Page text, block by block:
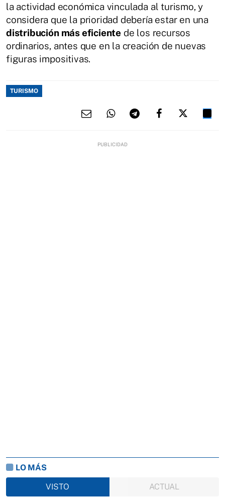
la actividad económica vinculada al turismo, y
considera que la prioridad debería estar en una
distribución más eficiente de los recursos
ordinarios, antes que en la creación de nuevas
figuras impositivas.
TURISMO
LO MÁS
VISTO
ACTUAL